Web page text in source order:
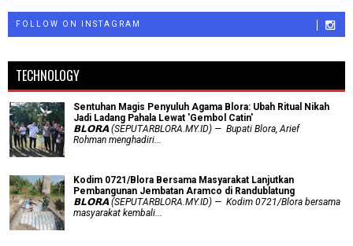
FOLLOW ON INSTAGRAM
TECHNOLOGY
Sentuhan Magis Penyuluh Agama Blora: Ubah Ritual Nikah
Jadi Ladang Pahala Lewat 'Gembol Catin'
𝗕𝗟𝗢𝗥𝗔 (SEPUTARBLORA.MY.ID) — Bupati Blora, Arief
Rohman menghadiri...
Kodim 0721/Blora Bersama Masyarakat Lanjutkan
Pembangunan Jembatan Aramco di Randublatung
𝗕𝗟𝗢𝗥𝗔 (SEPUTARBLORA.MY.ID) — Kodim 0721/Blora bersama
masyarakat kembali...